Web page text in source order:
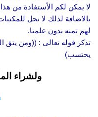
لا يمكن لكم الأستفادة من
بالاضافة لذلك لا نحل
لهم ثمنه بدون علمنا.
تذكر قوله تعالى : ((ومن يتق
يحتسب)
ولشراء